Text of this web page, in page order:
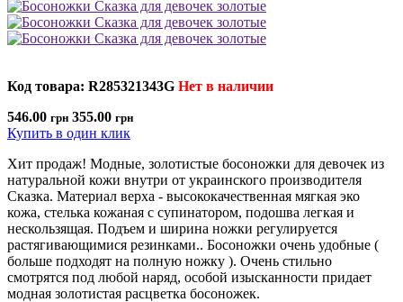
Код товара: R285321343G Нет в наличии
546.00 грн 355.00 грн
Купить в один клик
Хит продаж! Модные, золотистые босоножки для девочек из
натуральной кожи внутри от украинского производителя
Сказка. Материал верха - высококачественная мягкая эко
кожа, стелька кожаная с супинатором, подошва легкая и
нескользящая. Подъем и ширина ножки регулируется
растягивающимися резинками.. Босоножки очень удобные (
больше подходят на полную ножку ). Очень стильно
смотрятся под любой наряд, особой изысканности придает
модная золотистая расцветка босоножек.